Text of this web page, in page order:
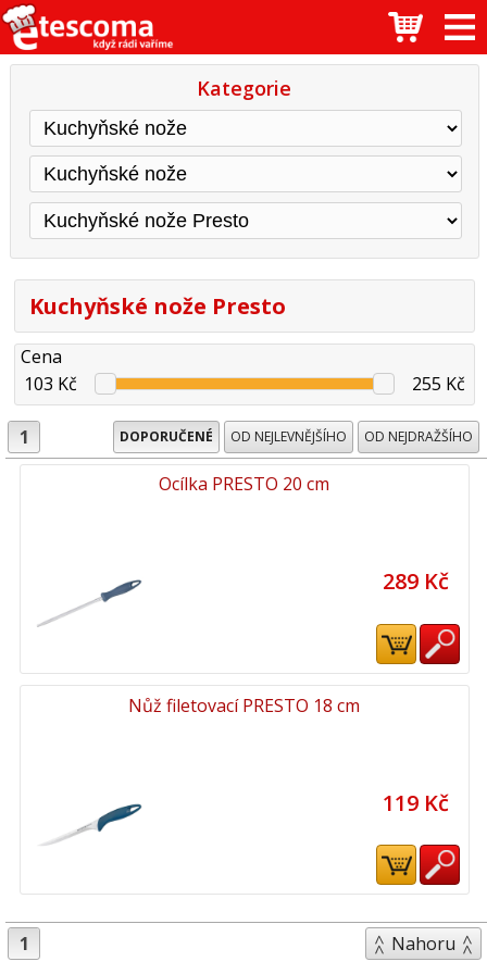
Kategorie
Kuchyňské nože Presto
Cena
103 Kč
255 Kč
1 DOPORUČENÉ OD NEJLEVNĚJŠÍHO OD NEJDRAŽŠÍHO
Ocílka PRESTO 20 cm
289 Kč
Nůž filetovací PRESTO 18 cm
119 Kč
1 Nahoru